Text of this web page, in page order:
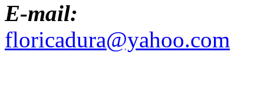
E-mail:
floricadura@yahoo.com